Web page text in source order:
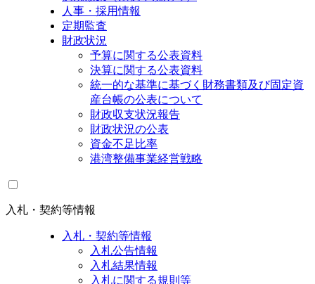
人事・採用情報
定期監査
財政状況
予算に関する公表資料
決算に関する公表資料
統一的な基準に基づく財務書類及び固定資
産台帳の公表について
財政収支状況報告
財政状況の公表
資金不足比率
港湾整備事業経営戦略
入札・契約等情報
入札・契約等情報
入札公告情報
入札結果情報
入札に関する規則等